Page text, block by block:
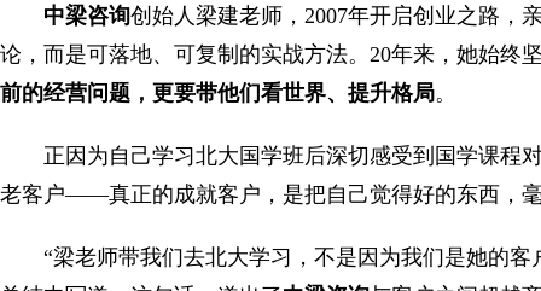
中梁咨询创始人梁建老师，2007年开启创业之路，
论，而是可落地、可复制的实战方法。20年来，她始终
前的经营问题，更要带他们看世界、提升格局。
正因为自己学习北大国学班后深切感受到国学课程
老客户——真正的成就客户，是把自己觉得好的东西，
“梁老师带我们去北大学习，不是因为我们是她的